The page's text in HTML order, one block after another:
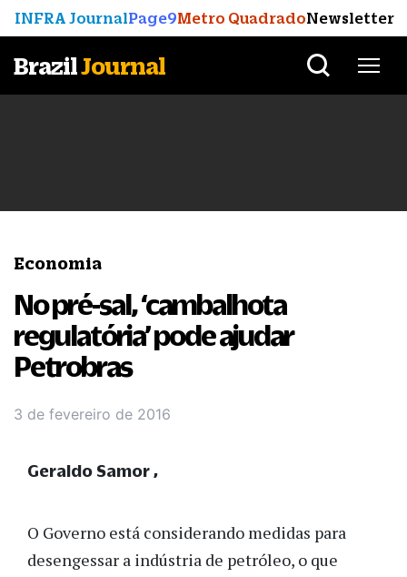
INFRA JournalPage9Metro QuadradoNewsletter
BrazilJournal
Economia
No pré-sal, ‘cambalhota
regulatória’ pode ajudar
Petrobras
3 de fevereiro de 2016
O Governo está considerando medidas para
desengessar a indústria de petróleo, o que
Geraldo Samor